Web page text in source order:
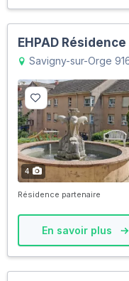
EHPAD
Savigny-sur-Orge
4
Résidence partenaire
En savoir plus